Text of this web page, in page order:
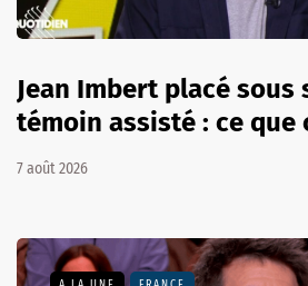
Jean Imbert placé sous
témoin assisté : ce que
7 août 2026